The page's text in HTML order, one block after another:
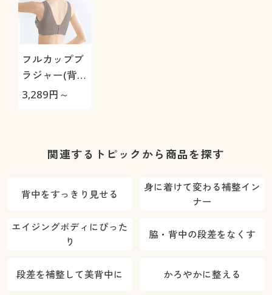
フルカップブ
ラジャー(背中
すっきりブラ)
3,289円～
関連するトピックから商品を探す
背中をすっきり見せる
身に着けて変わる補整イン
ナー
エイジングボディにぴった
り
脇・背中の段差をなくす
段差を補整して美背中に かろやかに整える